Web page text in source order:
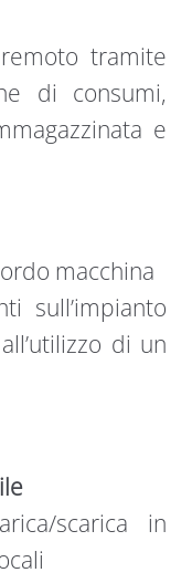
tramite
di consumi,
e
macchina
sull’impianto
di un
scarica in